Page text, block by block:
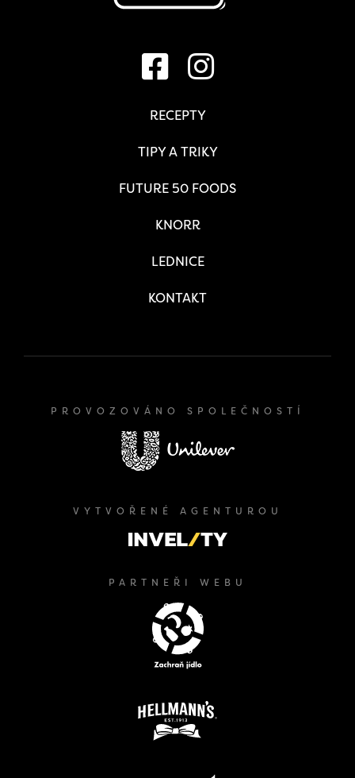
RECEPTY
TIPY A TRIKY
FUTURE 50 FOODS
KNORR
LEDNICE
KONTAKT
PROVOZOVÁNO SPOLEČNOSTÍ
VYTVOŘENÉ AGENTUROU
PARTNEŘI WEBU